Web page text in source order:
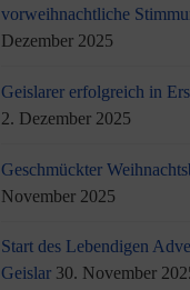
vorweihnachtliche
Dezember 2025
Geislarer erfolgreich in
2. Dezember 2025
Geschmückter
November 2025
Start des Lebendigen
Geislar 30. November